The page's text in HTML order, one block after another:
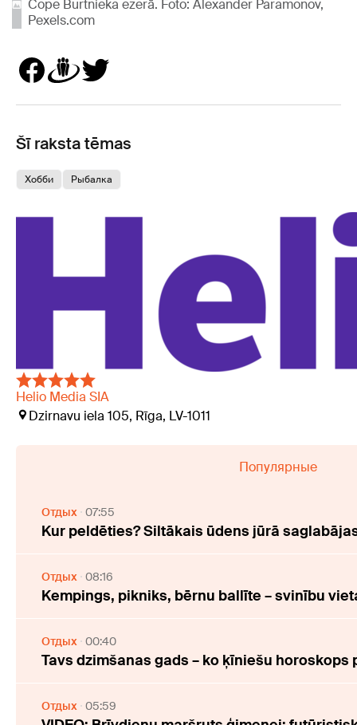
Cope Burtnieka ezerā. Foto: Alexander Paramonov,
Pexels.com
Šī raksta tēmas
Хобби Pыбалка
Helio Media SIA
Dzirnavu iela 105, Rīga, LV-1011
Популярные
Отдых 07:55
Kur peldēties? Siltākais ūdens jūrā
Отдых 08:16
Kempings, pikniks, bērnu ballīte – svinību
Отдых 00:40
Tavs dzimšanas gads – ko ķīniešu
Отдых 05:59